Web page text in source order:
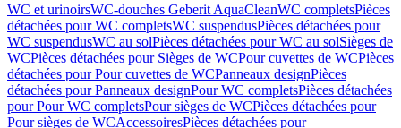
WC et urinoirsWC-douches Geberit AquaCleanWC completsPièces
détachées pour WC completsWC suspendusPièces détachées pour
WC suspendusWC au solPièces détachées pour WC au solSièges de
WCPièces détachées pour Sièges de WCPour cuvettes de WCPièces
détachées pour Pour cuvettes de WCPanneaux designPièces
détachées pour Panneaux designPour WC completsPièces détachées
pour Pour WC completsPour sièges de WCPièces détachées pour
Pour sièges de WCAccessoiresPièces détachées pour